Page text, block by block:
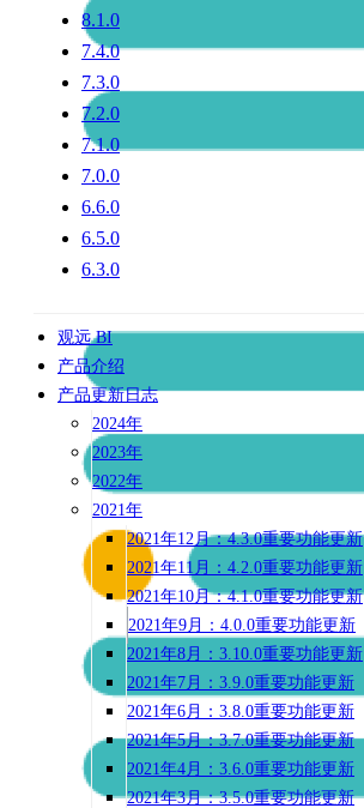
8.1.0
7.4.0
7.3.0
7.2.0
7.1.0
7.0.0
6.6.0
6.5.0
6.3.0
观远 BI
产品介绍
产品更新日志
2024年
2023年
2022年
2021年
2021年12月：4.3.0重要功能更新
2021年11月：4.2.0重要功能更新
2021年10月：4.1.0重要功能更新
2021年9月：4.0.0重要功能更新
2021年8月：3.10.0重要功能更新
2021年7月：3.9.0重要功能更新
2021年6月：3.8.0重要功能更新
2021年5月：3.7.0重要功能更新
2021年4月：3.6.0重要功能更新
2021年3月：3.5.0重要功能更新